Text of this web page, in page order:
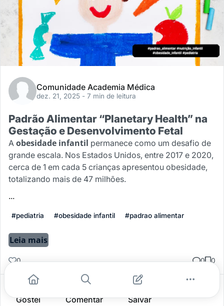
Comunidade Academia Médica
dez. 21, 2025 - 7 min de leitura
Padrão Alimentar “Planetary Health” na
Gestação e Desenvolvimento Fetal
A obesidade infantil permanece como um desafio de
grande escala. Nos Estados Unidos, entre 2017 e 2020,
cerca de 1 em cada 5 crianças apresentou obesidade,
totalizando mais de 47 milhões.
...
#pediatria #obesidade infantil #padrao alimentar
Leia mais
0 0 0
Gostei Comentar Salvar